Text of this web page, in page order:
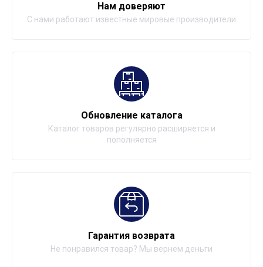
Нам доверяют
С нами работают известные мировые производители
Обновление каталога
Каталог товаров регулярно расширяется и
пополняется
Гарантия возврата
Не понравился товар? Мы вернем деньги